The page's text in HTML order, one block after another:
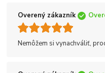
Overený zákazník
Nemôžem si vynachváliť,